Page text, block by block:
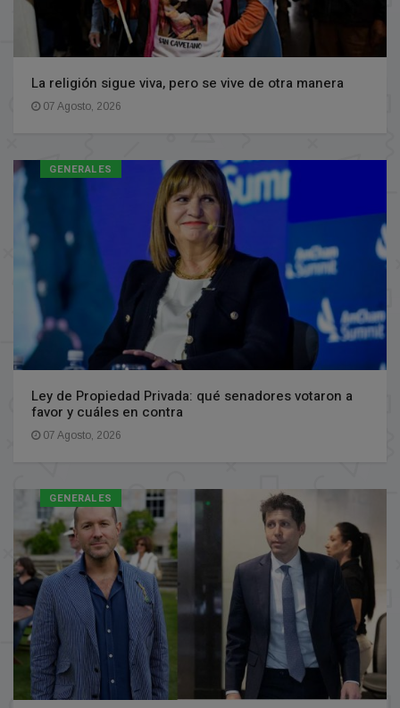
La religión sigue viva, pero se vive de otra manera
07 Agosto, 2026
GENERALES
Ley de Propiedad Privada: qué senadores votaron a
favor y cuáles en contra
07 Agosto, 2026
GENERALES